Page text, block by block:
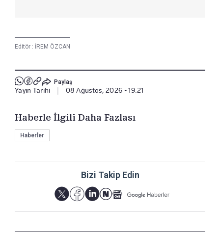
Editör : İREM ÖZCAN
Paylaş
Yayın Tarihi 08 Ağustos, 2026 - 19:21
Haberle İlgili Daha Fazlası
Haberler
Bizi Takip Edin